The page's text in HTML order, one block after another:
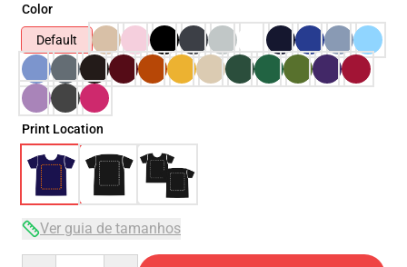
Color
Default
Print Location
Ver guia de tamanhos